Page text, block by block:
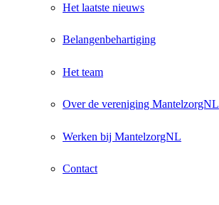
Het laatste nieuws
Belangenbehartiging
Het team
Over de vereniging MantelzorgNL
Werken bij MantelzorgNL
Contact